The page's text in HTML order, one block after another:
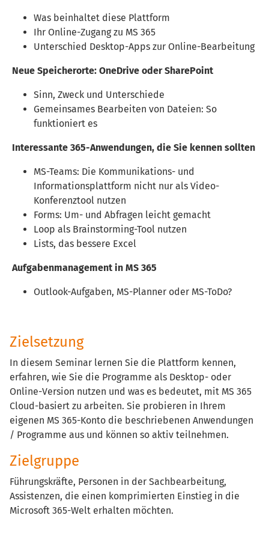
Was beinhaltet diese Plattform
Ihr Online-Zugang zu MS 365
Unterschied Desktop-Apps zur Online-Bearbeitung
Neue Speicherorte: OneDrive oder SharePoint
Sinn, Zweck und Unterschiede
Gemeinsames Bearbeiten von Dateien: So
funktioniert es
Interessante 365-Anwendungen, die Sie kennen sollten
MS-Teams: Die Kommunikations- und
Informationsplattform nicht nur als Video-
Konferenztool nutzen
Forms: Um- und Abfragen leicht gemacht
Loop als Brainstorming-Tool nutzen
Lists, das bessere Excel
Aufgabenmanagement in MS 365
Outlook-Aufgaben, MS-Planner oder MS-ToDo?
Zielsetzung
In diesem Seminar lernen Sie die Plattform kennen,
erfahren, wie Sie die Programme als Desktop- oder
Online-Version nutzen und was es bedeutet, mit MS 365
Cloud-basiert zu arbeiten. Sie probieren in Ihrem
eigenen MS 365-Konto die beschriebenen Anwendungen
/ Programme aus und können so aktiv teilnehmen.
Zielgruppe
Führungskräfte, Personen in der Sachbearbeitung,
Assistenzen, die einen komprimierten Einstieg in die
Microsoft 365-Welt erhalten möchten.